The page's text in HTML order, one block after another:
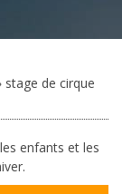
a
g
i
n
stage de cirque
enfants et les